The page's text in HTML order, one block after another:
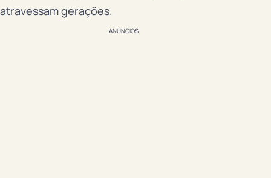
atravessam gerações.
ANÚNCIOS